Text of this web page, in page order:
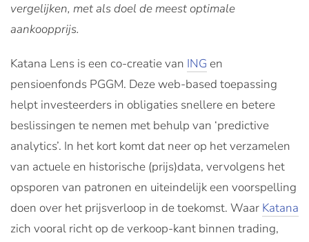
vergelijken, met als doel de meest optimale
aankoopprijs.
Katana Lens is een co-creatie van ING en
pensioenfonds PGGM. Deze web-based toepassing
helpt investeerders in obligaties snellere en betere
beslissingen te nemen met behulp van ‘predictive
analytics’. In het kort komt dat neer op het verzamelen
van actuele en historische (prijs)data, vervolgens het
opsporen van patronen en uiteindelijk een voorspelling
doen over het prijsverloop in de toekomst. Waar Katana
zich vooral richt op de verkoop-kant binnen trading,